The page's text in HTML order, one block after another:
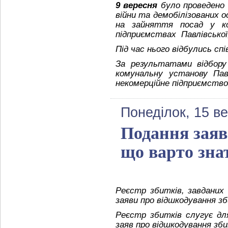
9 вересня було проведено
війни та демобілізованих
на зайняття посад у
підприємствах
Під час нього відбулись
За результатами
комунальну установу
некомерційне
Понеділок, 15
Подання
що варто
Реєстр збитків, завданих
заяви про відшкодування
Реєстр збитків слугує
заяв про відшкодування